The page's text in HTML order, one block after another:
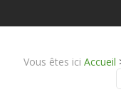
Vous êtes ici Accueil